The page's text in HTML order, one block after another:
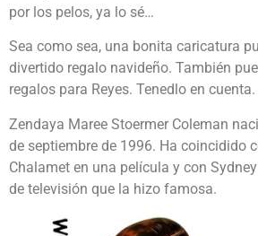
por los pelos, ya lo sé…
Sea como sea, una bonita caricatura
divertido regalo navideño. También
regalos para Reyes. Tenedlo en cuenta.
Zendaya Maree Stoermer Coleman
de septiembre de 1996. Ha coincidido
Chalamet en una película y con
de televisión que la hizo famosa.